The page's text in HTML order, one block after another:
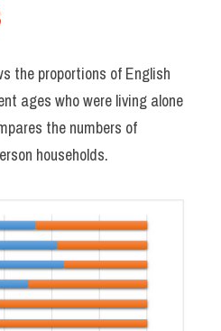
the proportions of English
ages who were living alone
the numbers of
households.